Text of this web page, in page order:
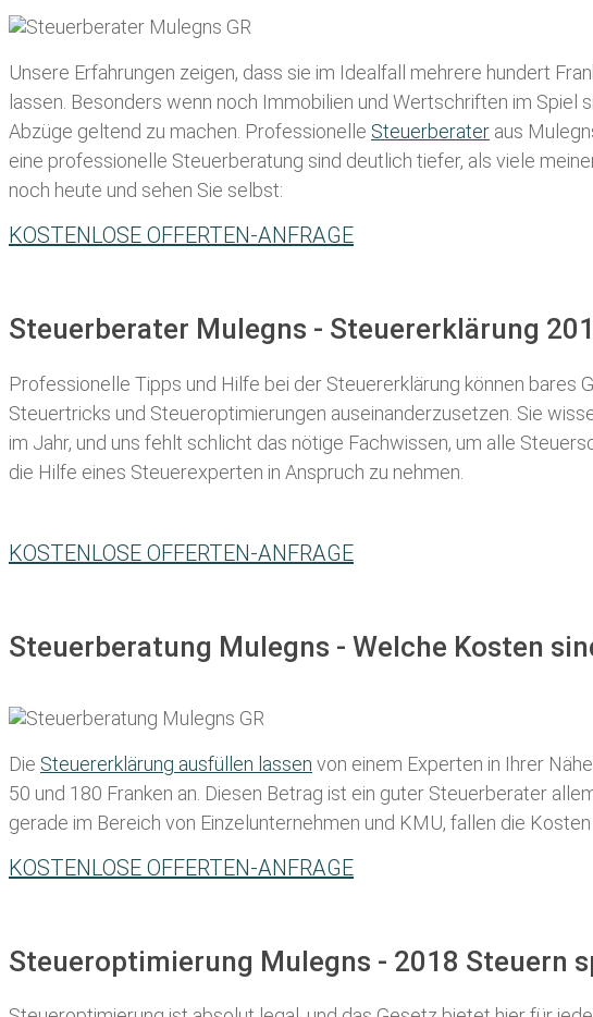
Unsere Erfahrungen zeigen, dass sie im Idealfall mehrere hundert
lassen . Besonders wenn noch Immobilien und Wertschriften im
Abzüge geltend zu machen. Professionelle Steuerberater aus
eine professionelle Steuerberatung sind deutlich tiefer, als viele
noch heute und sehen Sie selbst:
KOSTENLOSE OFFERTEN-ANFRAGE
Steuerberater Mulegns - Steuererklärung
Professionelle Tipps und Hilfe bei der Steuererklärung können bares
Steuertricks und Steueroptimierungen auseinanderzusetzen. Sie
im Jahr, und uns fehlt schlicht das nötige Fachwissen, um alle
die Hilfe eines Steuerexperten in Anspruch zu nehmen.
KOSTENLOSE OFFERTEN-ANFRAGE
Steuerberatung Mulegns - Welche Kosten
Die Steuererklärung ausfüllen lassen von einem Experten in Ihrer
50 und 180 Franken an. Diesen Betrag ist ein guter Steuerberater
gerade im Bereich von Einzelunternehmen und KMU, fallen die
KOSTENLOSE OFFERTEN-ANFRAGE
Steueroptimierung Mulegns - 2018 Steuern